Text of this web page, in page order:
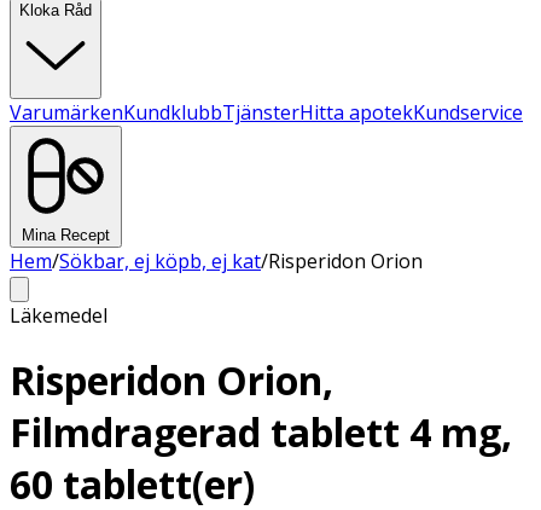
Kloka Råd
VarumärkenKundklubbTjänsterHitta apotekKundservice
Mina Recept
Hem/Sökbar, ej köpb, ej kat/Risperidon Orion
Läkemedel
Risperidon Orion,
Filmdragerad tablett 4 mg,
60 tablett(er)